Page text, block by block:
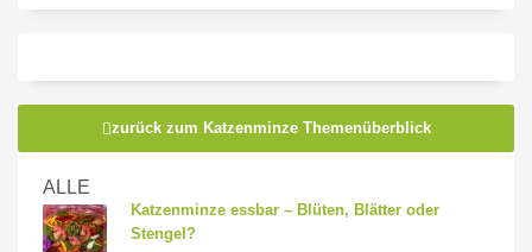
zurück zum Katzenminze Themenüberblick
ALLE
Katzenminze essbar – Blüten, Blätter oder
Stengel?